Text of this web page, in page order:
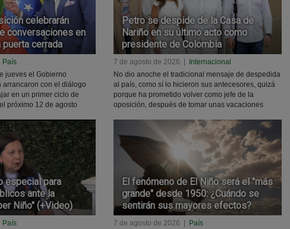
celebrarán
conversaciones en
cerrada
País
jueves el Gobierno
arrancaron con el diálogo
en un primer ciclo de
próximo 12 de agosto
Petro se despide de la Casa de
Nariño en su último acto como
presidente de Colombia
7 de agosto de 2026 | Internacional
No dio anoche el tradicional mensaje de despedida
al país, como sí lo hicieron sus antecesores, quizá
porque ha prometido volver como jefe de la
oposición, después de tomar unas vacaciones
especial para
ante la
Niño" (+Video)
País
El fenómeno de El Niño será el "más
grande" desde 1950: ¿Cuándo se
sentirán sus mayores efectos?
7 de agosto de 2026
País